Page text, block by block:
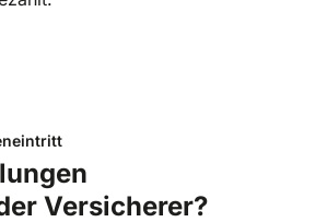
Versicherer?